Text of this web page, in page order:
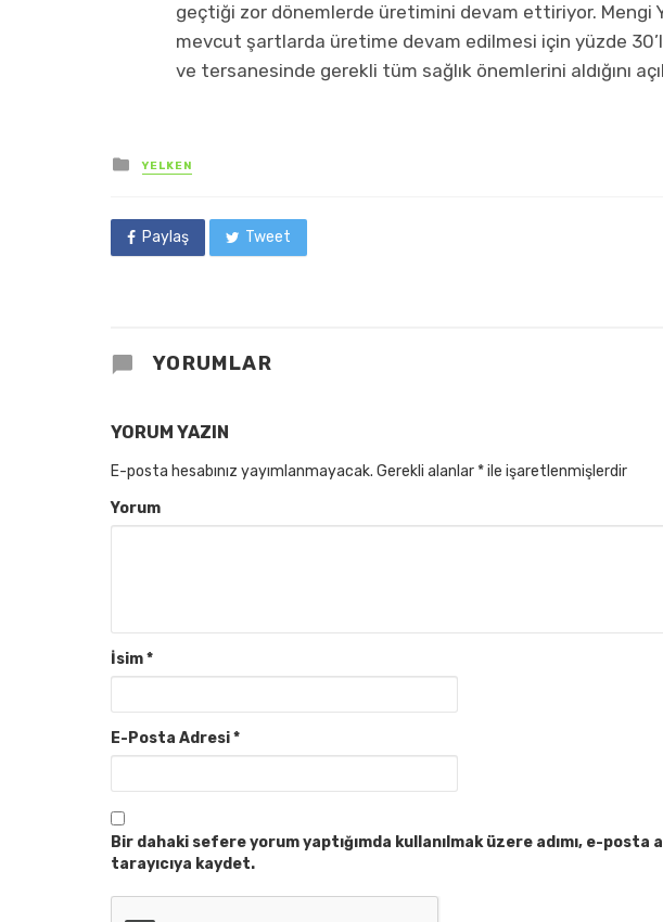
geçtiği zor dönemlerde üretimini devam ettiriyor. Mengi
mevcut şartlarda üretime devam edilmesi için yüzde
ve tersanesinde gerekli tüm sağlık önemlerini aldığını
Posted
in
YELKEN
Paylaş Tweet
YORUMLAR
YORUM YAZIN
E-posta hesabınız yayımlanmayacak. Gerekli alanlar *ile işaretlenmişlerdir
Yorum
İsim*
E-Posta Adresi*
Bir dahaki sefere yorum yaptığımda kullanılmak üzere adımı, e-
tarayıcıya kaydet.